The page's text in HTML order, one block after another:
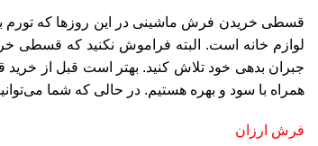
قسطی خریدن فرش ماشینی در این روزها که تورم
لوازم خانه است. البته فراموش نکنید که قسطی
جبران بدهی خود تلاش کنید. بهتر است قبل از
همراه با سود و بهره هستیم. در حالی که شما
فرش ارزان